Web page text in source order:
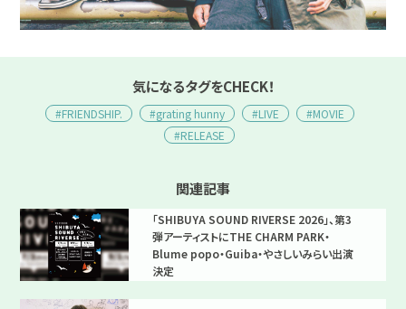
気になるタグをCHECK！
#FRIENDSHIP. #grating hunny #LIVE
#MOVIE
#RELEASE
関連記事
「SHIBUYA SOUND RIVERSE 2026」、第3
弾アーティストにTHE CHARM PARK・
Blume popo・Guiba・やさしいみらい出演
決定